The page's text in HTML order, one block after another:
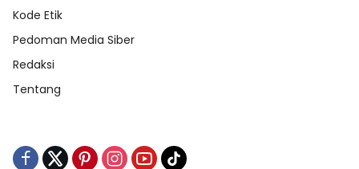
Kode Etik
Pedoman Media Siber
Redaksi
Tentang